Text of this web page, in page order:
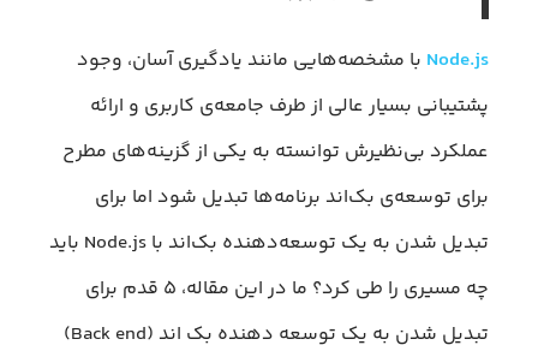
Node.js با مشخصه‌هایی مانند یادگیری آسان، وجود
پشتیبانی بسیار عالی از طرف جامعه‌ی کاربری و ارائه
عملکرد بی‌نظیرش توانسته به یکی از گزینه‌های مطرح
برای توسعه‌ی بک‌اند برنامه‌ها تبدیل شود اما برای
تبدیل شدن به یک توسعه‌دهنده بک‌اند با Node.js باید
چه مسیری را طی کرد؟ ما در این مقاله، ۵ قدم برای
تبدیل شدن به یک توسعه دهنده بک اند (Back end)